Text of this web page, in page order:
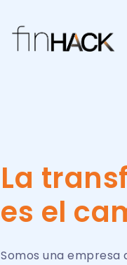
La
es el
Somos una